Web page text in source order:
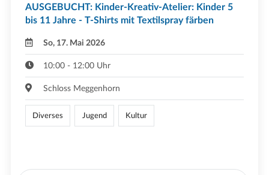
AUSGEBUCHT: Kinder-Kreativ-Atelier: Kinder 5
bis 11 Jahre - T-Shirts mit Textilspray färben
So, 17. Mai 2026
10:00 - 12:00 Uhr
Schloss Meggenhorn
Diverses Jugend Kultur